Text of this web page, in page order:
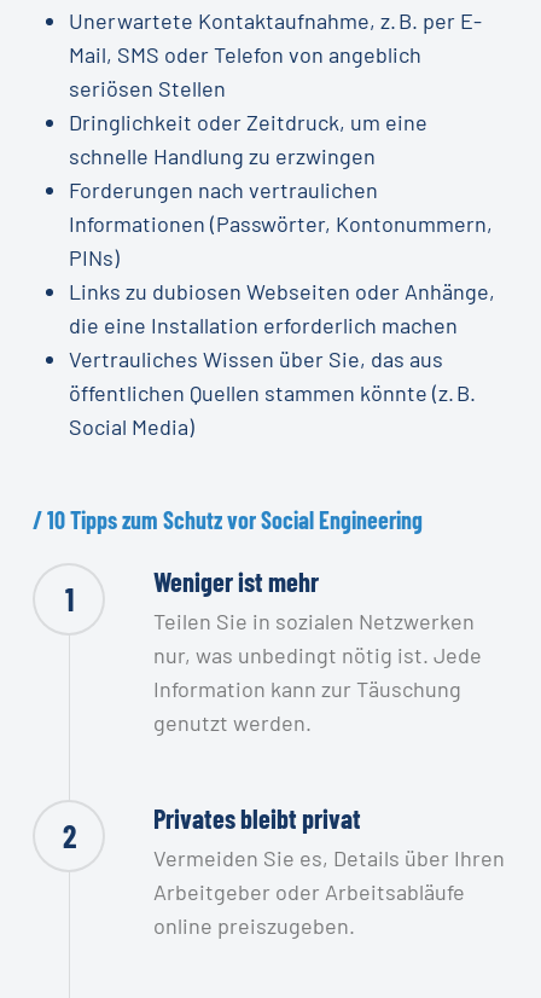
Unerwartete Kontaktaufnahme, z. B. per E-
Mail, SMS oder Telefon von angeblich
seriösen Stellen
Dringlichkeit oder Zeitdruck, um eine
schnelle Handlung zu erzwingen
Forderungen nach vertraulichen
Informationen (Passwörter, Kontonummern,
PINs)
Links zu dubiosen Webseiten oder Anhänge,
die eine Installation erforderlich machen
Vertrauliches Wissen über Sie, das aus
öffentlichen Quellen stammen könnte (z. B.
Social Media)
/10Tippszum SchutzvorSocialEngineering
1 Weniger ist mehr
Teilen Sie in sozialen Netzwerken
nur, was unbedingt nötig ist. Jede
Information kann zur Täuschung
genutzt werden.
2 Privates bleibt privat
Vermeiden Sie es, Details über Ihren
Arbeitgeber oder Arbeitsabläufe
online preiszugeben.